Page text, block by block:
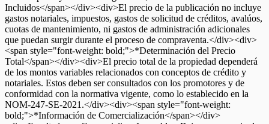
Incluidos</span></div><div>El precio de la publicación no incluye
gastos notariales, impuestos, gastos de solicitud de créditos, avalúos,
cuotas de mantenimiento, ni gastos de administración adicionales
que puedan surgir durante el proceso de compraventa.</div><div>
<span style="font-weight: bold;">*Determinación del Precio
Total</span></div><div>El precio total de la propiedad dependerá
de los montos variables relacionados con conceptos de crédito y
notariales. Estos deben ser consultados con los promotores y de
conformidad con la normativa vigente, como lo establecido en la
NOM-247-SE-2021.</div><div><span style="font-weight:
bold;">*Información de Comercialización</span></div>